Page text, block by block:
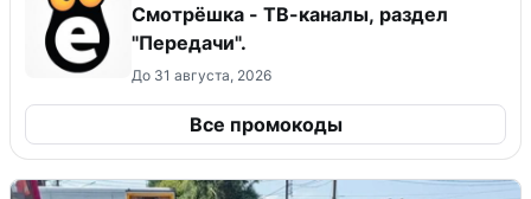
Смотрёшка - ТВ-каналы, раздел
"Передачи".
До 31 августа, 2026
Все промокоды